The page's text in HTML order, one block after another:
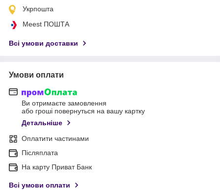
Укрпошта
Meest ПОШТА
Всі умови доставки
Умови оплати
Ви отримаєте замовлення
або гроші повернуться на вашу картку
Детальніше
Оплатити частинами
Післяплата
На карту Приват Банк
Всі умови оплати